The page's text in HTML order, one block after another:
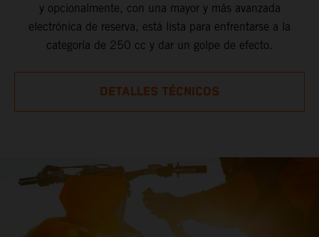
y opcionalmente, con una mayor y más avanzada
electrónica de reserva, está lista para enfrentarse a la
categoría de 250 cc y dar un golpe de efecto.
DETALLES TÉCNICOS